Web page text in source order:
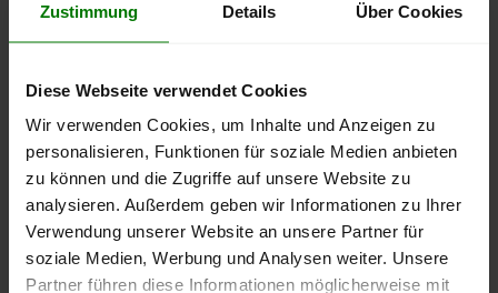
Zustimmung Details Über Cookies
Diese Webseite verwendet Cookies
Wir verwenden Cookies, um Inhalte und Anzeigen zu
personalisieren, Funktionen für soziale Medien anbieten
zu können und die Zugriffe auf unsere Website zu
analysieren. Außerdem geben wir Informationen zu Ihrer
Verwendung unserer Website an unsere Partner für
soziale Medien, Werbung und Analysen weiter. Unsere
Partner führen diese Informationen möglicherweise mit
lose Ware Sackware
September
2025
Januar
2026
Mai
2026
250 €
300 €
400 €
Die aktuelle Preisentwicklung für Holzpellets in Deutschland